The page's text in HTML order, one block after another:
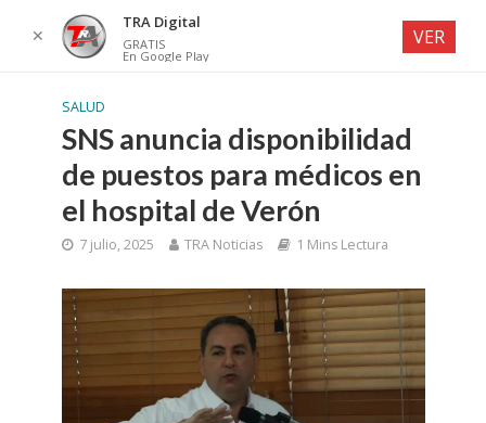
SALUD
SNS anuncia disponibilidad
de puestos para médicos en
el hospital de Verón
7 julio, 2025 TRA Noticias 1 Mins Lectura
✕
TRA Digital
GRATIS
En Google Play
VER